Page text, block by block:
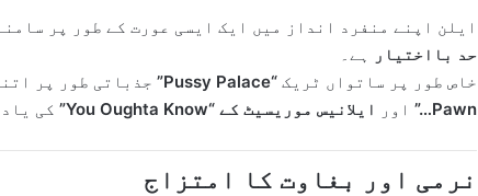
ایلن اپنے منفرد انداز میں ایک ایسی عورت کے طور پر
حد بااختیار
ہے۔
خاص طور پر ساتواں ٹریک “Pussy Palace” جذباتی طور پر
Pawn…”
اور ایلانیس موریسیٹ کے “You Oughta Know” کی
نرمی اور بغاوت کا امتزاج